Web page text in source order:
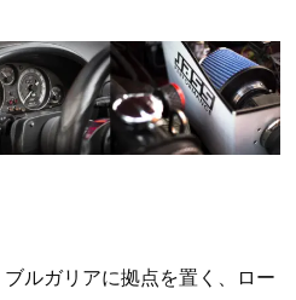
ルガリアに拠点を置く、ロー